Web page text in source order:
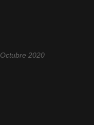
Octubre 2020